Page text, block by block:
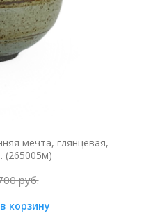
мечта, глянцевая,
(265005м)
руб.
корзину